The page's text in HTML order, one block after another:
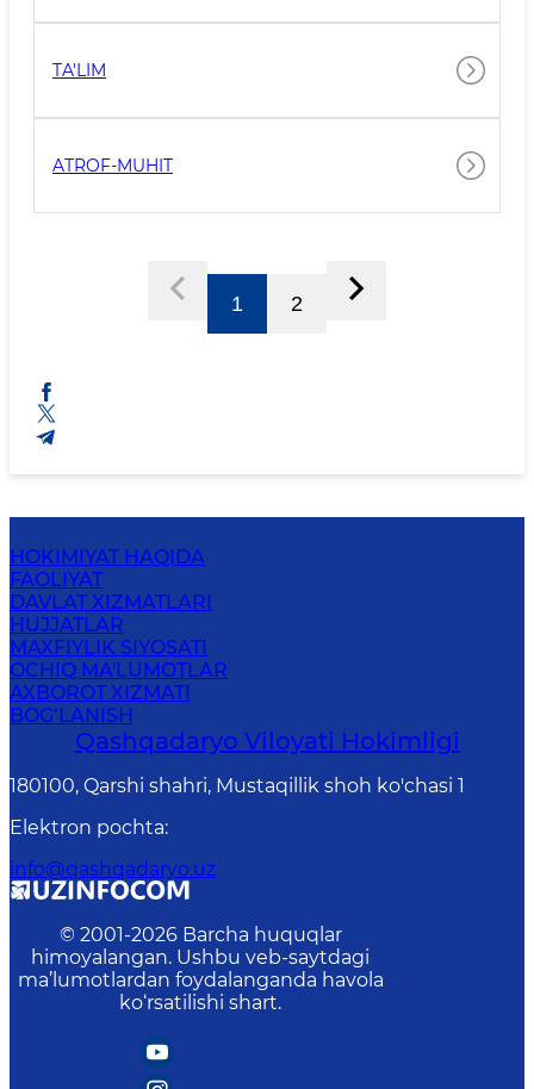
TA'LIM
ATROF-MUHIT
1 2
HOKIMIYAT HAQIDA
FAOLIYAT
DAVLAT XIZMATLARI
HUJJATLAR
MAXFIYLIK SIYOSATI
OCHIQ MA'LUMOTLAR
AXBOROT XIZMATI
BOG‘LANISH
Qashqadaryo Viloyati Hоkimligi
180100, Qаrshi shаhri, Mustаqillik shoh ko'chasi 1
Elektron pochta:
info@qashqadaryo.uz
© 2001-2026 Barcha huquqlar
himoyalangan. Ushbu veb-saytdagi
ma’lumotlardan foydalanganda havola
ko‘rsatilishi shart.